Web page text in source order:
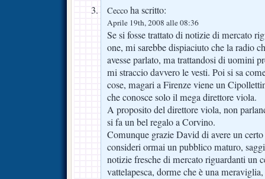
Cecco ha scritto:
Aprile 19th, 2008 alle 08:36
Se si fosse trattato di notizie di mercato
one, mi sarebbe dispiaciuto che la radio
avesse parlato, ma trattandosi di uomini
mi straccio davvero le vesti. Poi si sa
cose, magari a Firenze viene un
che conosce solo il mega direttore viola.
A proposito del direttore viola, non
si fa un bel regalo a Corvino.
Comunque grazie David di avere un
consideri ormai un pubblico maturo,
notizie fresche di mercato riguardanti un
vattelapesca, dorme che è una